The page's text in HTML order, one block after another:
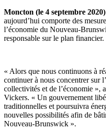
Moncton (le 4 septembre 2020)
aujourd’hui comporte des
l’économie du Nouveau-
responsable sur le plan financier.
« Alors que nous continuons à
continuer à nous concentrer sur
collectivités et de l’économie »,
Vickers. « Un gouvernement
traditionnelles et poursuivra
nouvelles possibilités afin de
Nouveau-Brunswick ».